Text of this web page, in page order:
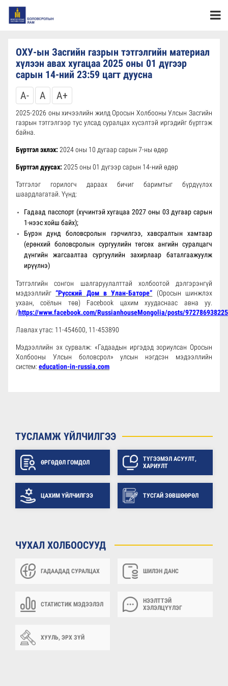
ОХУ-ын Засгийн газрын тэтгэлгийн материал
хүлээн авах хугацаа 2025 оны 01 дүгээр
сарын 14-ний 23:59 цагт дуусна
A-
A A+
2025-2026 оны хичээлийн жилд Оросын Холбооны Улсын Засгийн
газрын тэтгэлгээр тус улсад суралцах хүсэлтэй иргэдийг бүртгэж
байна.
Бүртгэл эхлэх: 2024 оны 10 дугаар сарын 7-ны өдөр
Бүртгэл дуусах: 2025 оны 01 дүгээр сарын 14-ний өдөр
Тэтгэлэг горилогч дараах бичиг баримтыг бүрдүүлэх
шаардлагатай. Үүнд:
Гадаад пасспорт (хүчинтэй хугацаа 2027 оны 03 дугаар сарын
1-нээс хойш байх);
Бүрэн дунд боловсролын гэрчилгээ, хавсралтын хамтаар
(ерөнхий боловсролын сургуулийн төгсөх ангийн суралцагч
дүнгийн жагсаалтаа сургуулийн захирлаар баталгаажуулж
ирүүлнэ)
Тэтгэлгийн сонгон шалгаруулалттай холбоотой дэлгэрэнгүй
мэдээллийг“Русский Дом в Улан-Баторе” (Оросын шинжлэх
ухаан, соёлын төв) Facebook цахим хуудаснаас авна уу.
/https://www.facebook.com/RussianhouseMongolia/posts/
Лавлах утас: 11-454600, 11-453890
Мэдээллийн эх сурвалж: «Гадаадын иргэдэд зориулсан Оросын
Холбооны Улсын боловсрол» улсын нэгдсэн мэдээллийн
систем: education-in-russia.com
ТУСЛАМЖ ҮЙЛЧИЛГЭЭ
ӨРГӨДӨЛ ГОМДОЛ
ТҮГЭЭМЭЛ АСУУЛТ,
ХАРИУЛТ
ЦАХИМ ҮЙЛЧИЛГЭЭ ТУСГАЙ ЗӨВШӨӨРӨЛ
ЧУХАЛ ХОЛБООСУУД
ГАДААДАД СУРАЛЦАХ ШИЛЭН ДАНС
СТАТИСТИК МЭДЭЭЛЭЛ
НЭЭЛТТЭЙ
ХЭЛЭЛЦҮҮЛЭГ
ХУУЛЬ, ЭРХ ЗҮЙ